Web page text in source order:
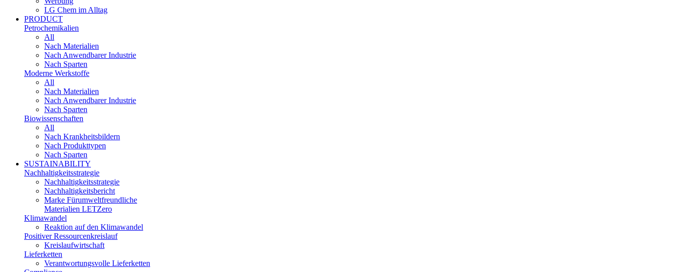
LG Chem im Alltag
PRODUCT
Petrochemikalien
All
Nach Materialien
Nach Anwendbarer Industrie
Nach Sparten
Moderne Werkstoffe
All
Nach Materialien
Nach Anwendbarer Industrie
Nach Sparten
Biowissenschaften
All
Nach Krankheitsbildern
Nach Produkttypen
Nach Sparten
SUSTAINABILITY
Nachhaltigkeitsstrategie
Nachhaltigkeitsstrategie
Nachhaltigkeitsbericht​
Marke Fürumweltfreundliche
Materialien LETZero
Klimawandel
Reaktion auf den Klimawandel
Positiver Ressourcenkreislauf
Kreislaufwirtschaft
Lieferketten
Verantwortungsvolle Lieferketten